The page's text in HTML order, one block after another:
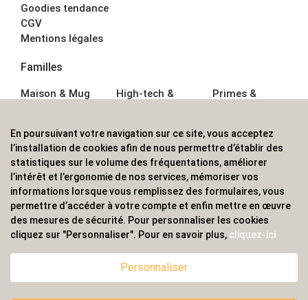
Goodies tendance
CGV
Mentions légales
Familles
Maison & Mug
Écriture
Bagagerie sacs
High-tech &
Sport &
Outdoor
Enfant
Primes &
Boisson
Textile &
Casquette
Accessoires de
ALVS, fournisseur d'objets publicitaires, pour les
professionnels. Une implantation nationale, une
couverture internationale.
En poursuivant votre navigation sur ce site, vous acceptez
l’installation de cookies afin de nous permettre d’établir des
statistiques sur le volume des fréquentations, améliorer
l’intérêt et l’ergonomie de nos services, mémoriser vos
informations lorsque vous remplissez des formulaires, vous
permettre d’accéder à votre compte et enfin mettre en œuvre
des mesures de sécurité. Pour personnaliser les cookies
cliquez sur "Personnaliser". Pour en savoir plus, cliquez-ici
Personnaliser